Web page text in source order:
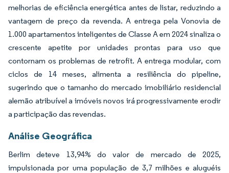
melhorias de eficiência energética antes de listar, reduzindo a
vantagem de preço da revenda. A entrega pela Vonovia de
1.000 apartamentos inteligentes de Classe A em 2024 sinaliza o
crescente apetite por unidades prontas para uso que
contornam os problemas de retrofit. A entrega modular, com
ciclos de 14 meses, alimenta a resiliência do pipeline,
sugerindo que o tamanho do mercado imobiliário residencial
alemão atribuível a imóveis novos irá progressivamente erodir
a participação das revendas.
Análise Geográfica
Berlim deteve 13,94% do valor de mercado de 2025,
impulsionada por uma população de 3,7 milhões e aluguéis